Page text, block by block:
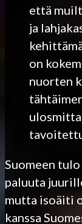
että
ja
on
nuorten
Suomeen
paluuta
mutta isoäiti
kanssa